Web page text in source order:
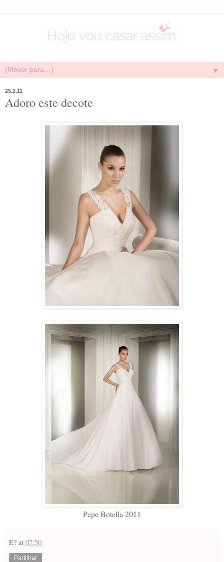
▼
25.2.11
Adoro este decote
Pepe Botella 2011
E? at 07:50
Partilhar